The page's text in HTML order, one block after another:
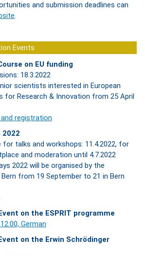
and submission deadlines can
.
Events
on EU funding
18.3.2022
scientists interested in European
for Research & Innovation from 25 April
registration
2022
for talks and workshops: 11.4.2022, for
and moderation until 4.7.2022
2022 will be organised by the
from 19 September to 21 in Bern
on the ESPRIT programme
German
on the Erwin Schrödinger